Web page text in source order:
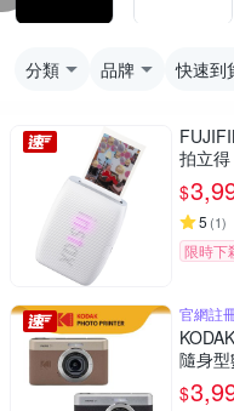
分類 品牌 快速到
拍立
$
5 (1)
限時下
官網註
隨身
$